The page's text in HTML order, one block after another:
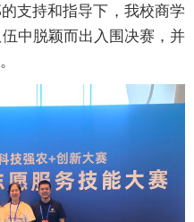
支持和指导下，我校商学
中脱颖而出入围决赛，并